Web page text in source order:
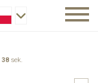
38 sek.